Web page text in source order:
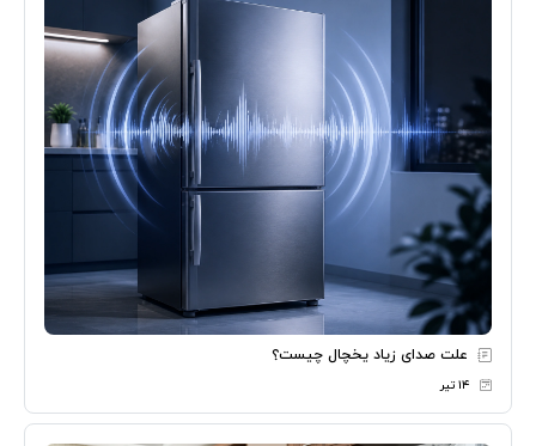
علت صدای زیاد یخچال چیست؟
۱۴ تیر